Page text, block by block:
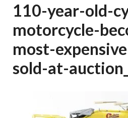
110-year-old-
motorcycle-
most-
sold-at-